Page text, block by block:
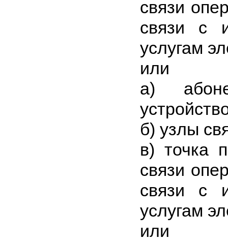
связи
связи с
услугам
или
а)
б) узлы
в) точка
связи
связи с
услугам
или